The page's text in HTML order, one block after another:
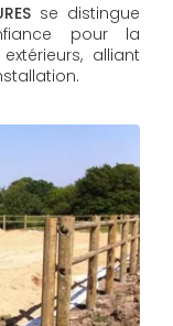
se distingue
pour la
alliant